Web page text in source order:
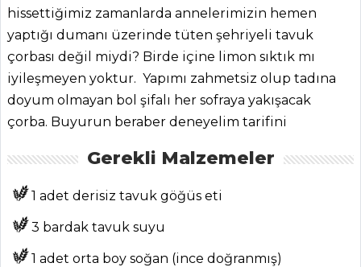
hissettiğimiz zamanlarda annelerimizin hemen
yaptığı dumanı üzerinde tüten şehriyeli tavuk
çorbası değil miydi? Birde içine limon sıktık mı
iyileşmeyen yoktur. Yapımı zahmetsiz olup tadına
doyum olmayan bol şifalı her sofraya yakışacak
çorba. Buyurun beraber deneyelim tarifini
Gerekli Malzemeler
1 adet derisiz tavuk göğüs eti
3 bardak tavuk suyu
1 adet orta boy soğan (ince doğranmış)